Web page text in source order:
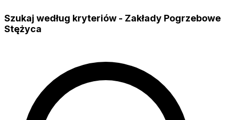
Szukaj według kryteriów - Zakłady Pogrzebowe
Stężyca